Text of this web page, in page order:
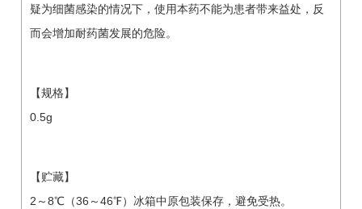
疑为细菌感染的情况下，使用本药不能为患者带来益处，反
而会增加耐药菌发展的危险。
【规格】
0.5g
【贮藏】
2～8℃（36～46℉）冰箱中原包装保存，避免受热。